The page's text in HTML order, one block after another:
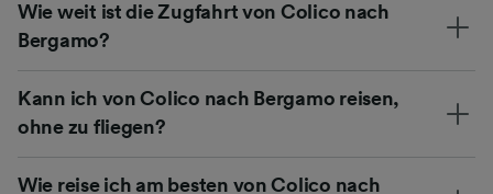
Wie weit ist die Zugfahrt von Colico nach
Bergamo?
Kann ich von Colico nach Bergamo reisen,
ohne zu fliegen?
Wie reise ich am besten von Colico nach